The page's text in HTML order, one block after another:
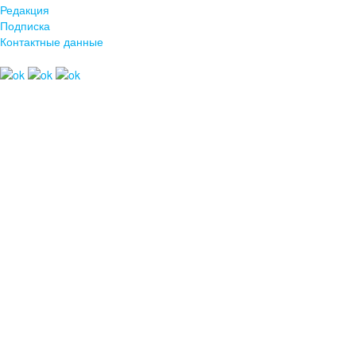
Редакция
Подписка
Контактные данные